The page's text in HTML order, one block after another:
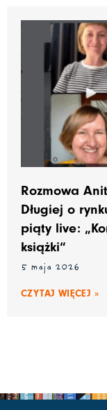
Rozmowa
Długiej o
piąty live:
książki“
5 maja 2026
CZYTAJ WIĘCEJ »